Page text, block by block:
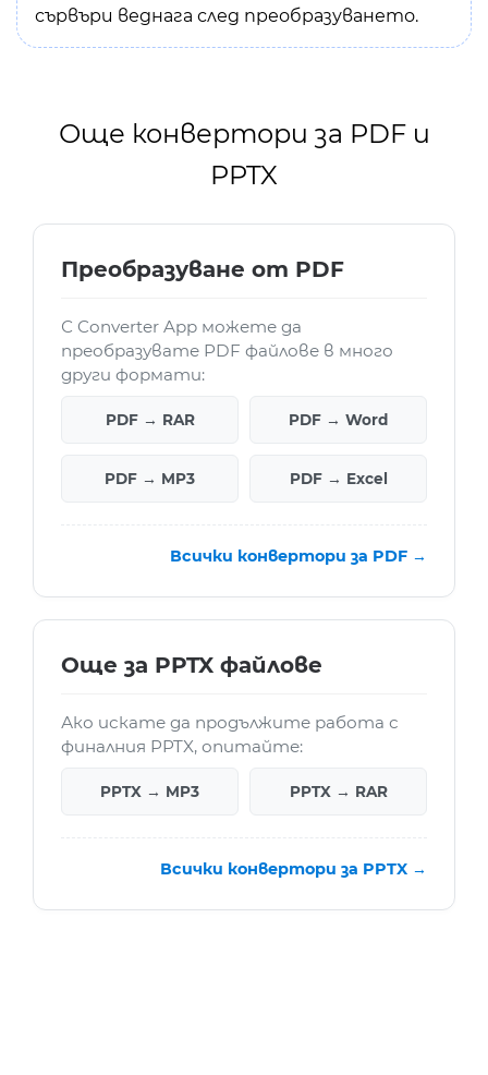
сървъри веднага след преобразуването.
Още конвертори за PDF и
PPTX
Преобразуване от PDF
С Converter App можете да
преобразувате PDF файлове в много
други формати:
PDF → RAR PDF → Word
PDF → MP3 PDF → Excel
Всички конвертори за PDF →
Още за PPTX файлове
Ако искате да продължите работа с
финалния PPTX, опитайте:
PPTX → MP3 PPTX → RAR
Всички конвертори за PPTX →